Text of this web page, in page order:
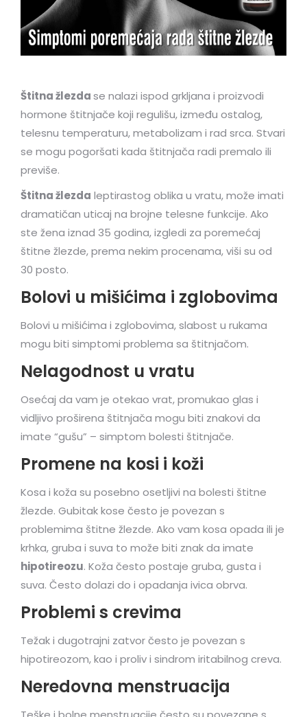
Štitna žlezdase nalazi ispod grkljana i proizvodi
hormone štitnjače koji regulišu, između ostalog,
telesnu temperaturu, metabolizam i rad srca. Stvari
se mogu pogoršati kada štitnjača radi premalo ili
previše.
Štitna žlezda leptirastog oblika u vratu, može imati
dramatičan uticaj na brojne telesne funkcije. Ako
ste žena iznad 35 godina, izgledi za poremećaj
štitne žlezde, prema nekim procenama, viši su od
30 posto.
Bolovi u mišićima i zglobovima
Bolovi u mišićima i zglobovima, slabost u rukama
mogu biti simptomi problema sa štitnjačom.
Nelagodnost u vratu
Osećaj da vam je otekao vrat, promukao glas i
vidljivo proširena štitnjača mogu biti znakovi da
imate “gušu” – simptom bolesti štitnjače.
Promene na kosi i koži
Kosa i koža su posebno osetljivi na bolesti štitne
žlezde. Gubitak kose često je povezan s
problemima štitne žlezde. Ako vam kosa opada ili je
krhka, gruba i suva to može biti znak da imate
hipotireozu. Koža često postaje gruba, gusta i
suva. Često dolazi do i opadanja ivica obrva.
Problemi s crevima
Težak i dugotrajni zatvor često je povezan s
hipotireozom, kao i proliv i sindrom iritabilnog creva.
Neredovna menstruacija